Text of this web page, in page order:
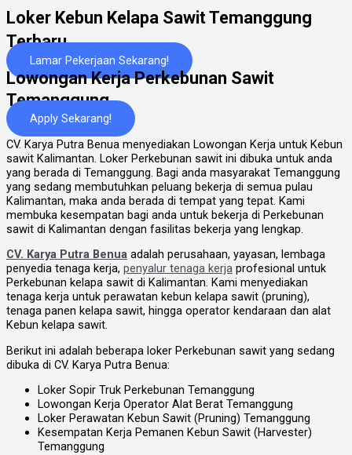
Loker Kebun Kelapa Sawit Temanggung
Terbaru
Lamar Pekerjaan Sekarang!
Lowongan Kerja Perkebunan Sawit
Temanggung
Apply Sekarang!
CV. Karya Putra Benua menyediakan Lowongan Kerja untuk Kebun
sawit Kalimantan. Loker Perkebunan sawit ini dibuka untuk anda
yang berada di Temanggung. Bagi anda masyarakat Temanggung
yang sedang membutuhkan peluang bekerja di semua pulau
Kalimantan, maka anda berada di tempat yang tepat. Kami
membuka kesempatan bagi anda untuk bekerja di Perkebunan
sawit di Kalimantan dengan fasilitas bekerja yang lengkap.
CV. Karya Putra Benua adalah perusahaan, yayasan, lembaga
penyedia tenaga kerja, penyalur tenaga kerja profesional untuk
Perkebunan kelapa sawit di Kalimantan. Kami menyediakan
tenaga kerja untuk perawatan kebun kelapa sawit (pruning),
tenaga panen kelapa sawit, hingga operator kendaraan dan alat
Kebun kelapa sawit.
Berikut ini adalah beberapa loker Perkebunan sawit yang sedang
dibuka di CV. Karya Putra Benua:
Loker Sopir Truk Perkebunan Temanggung
Lowongan Kerja Operator Alat Berat Temanggung
Loker Perawatan Kebun Sawit (Pruning) Temanggung
Kesempatan Kerja Pemanen Kebun Sawit (Harvester)
Temanggung